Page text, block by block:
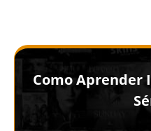
Como Aprender